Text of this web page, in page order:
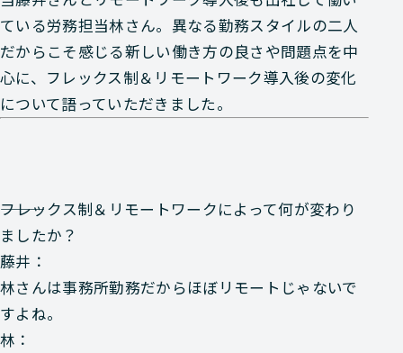
ている労務担当林さん。異なる勤務スタイルの二人
だからこそ感じる新しい働き方の良さや問題点を中
心に、フレックス制＆リモートワーク導入後の変化
について語っていただきました。
―――フレックス制＆リモートワークによって何が変わり
ましたか？
藤井：
林さんは事務所勤務だからほぼリモートじゃないで
すよね。
林：